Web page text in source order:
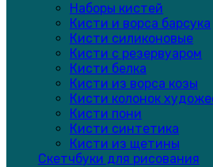
Наборы кистей
Кисти и ворса барсука
Кисти силиконовые
Кисти с резервуаром
Кисти белка
Кисти из ворса козы
Кисти колонок
Кисти пони
Кисти синтетика
Кисти из щетины
Скетчбуки для рисования